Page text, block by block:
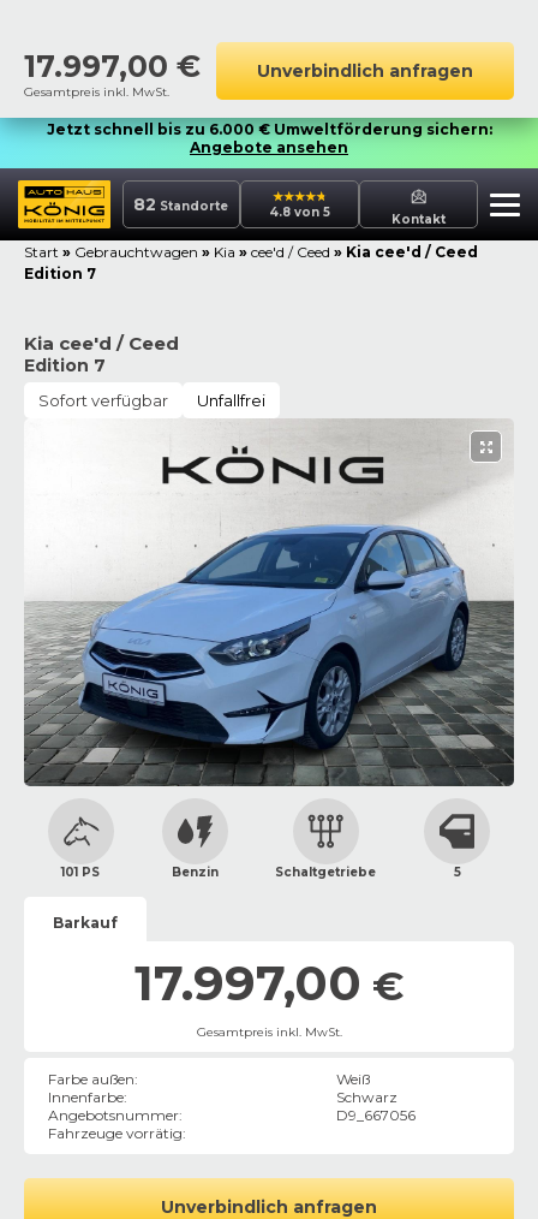
17.997,00 €
Gesamtpreis inkl. MwSt.
Unverbindlich anfragen
Jetzt schnell bis zu 6.000 € Umweltförderung sichern:
Angebote ansehen
82 Standorte 4.8 von 5 Kontakt
Start » Gebrauchtwagen » Kia » cee'd / Ceed » Kia cee'd / Ceed
Edition 7
Kia cee'd / Ceed
Edition 7
Sofort verfügbar Unfallfrei
101 PS Benzin Schaltgetriebe 5
Barkauf
17.997,00 €
Gesamtpreis inkl. MwSt.
Farbe außen:
Weiß
Innenfarbe:
Schwarz
Angebotsnummer:
D9_667056
Fahrzeuge vorrätig:
Unverbindlich anfragen